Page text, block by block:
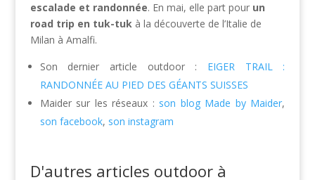
escalade et randonnée. En mai, elle part pour un
road trip en tuk-tukà la découverte de l’Italie de
Milan à Amalfi.
Son dernier article outdoor : EIGER TRAIL :
RANDONNÉE AU PIED DES GÉANTS SUISSES
Maider sur les réseaux : son blog Made by Maider,
son facebook, son instagram
D'autres articles outdoor à